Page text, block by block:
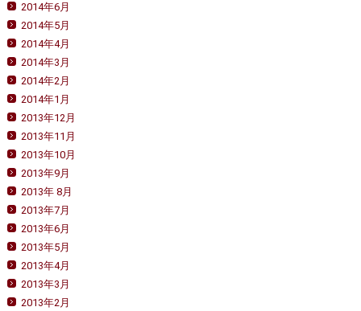
2014年6月
2014年5月
2014年4月
2014年3月
2014年2月
2014年1月
2013年12月
2013年11月
2013年10月
2013年9月
2013年 8月
2013年7月
2013年6月
2013年5月
2013年4月
2013年3月
2013年2月